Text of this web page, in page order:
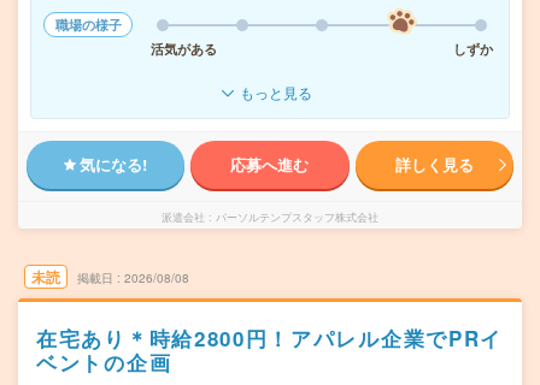
職場の様子
活気がある
しずか
もっと見る
気になる! 応募へ進む 詳しく見る
派遣会社 パーソルテンプスタッフ株式会社
未読 掲載日 2026/08/08
在宅あり＊時給2800円！アパレル企業でPRイ
ベントの企画